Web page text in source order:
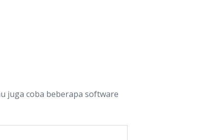
juga coba beberapa software